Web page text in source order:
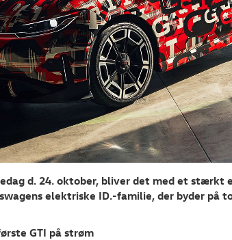
d. 24. oktober, bliver det med et
elektriske ID.-familie, der byder på
GTI på strøm